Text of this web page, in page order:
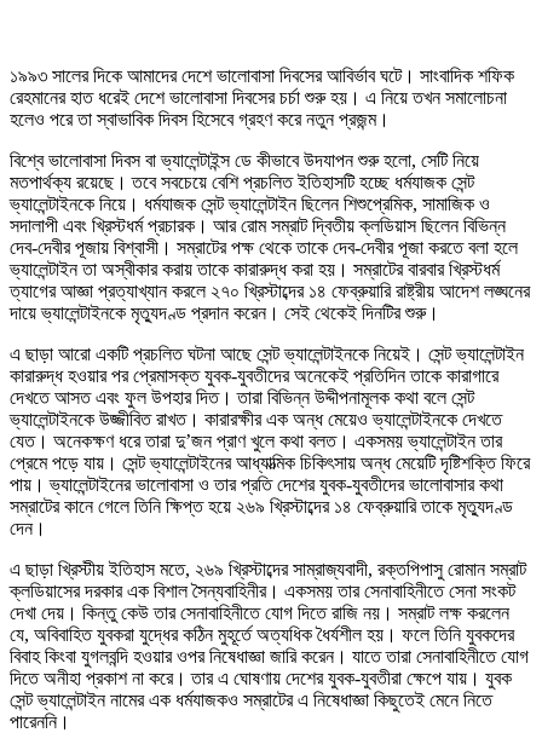
১৯৯৩ সালের দিকে আমাদের দেশে ভালোবাসা দিবসের আবির্ভাব ঘটে। সাংবাদিক শফিক
রেহমানের হাত ধরেই দেশে ভালোবাসা দিবসের চর্চা শুরু হয়। এ নিয়ে তখন সমালোচনা
হলেও পরে তা স্বাভাবিক দিবস হিসেবে গ্রহণ করে নতুন প্রজন্ম।
বিশ্বে ভালোবাসা দিবস বা ভ্যালেন্টাইন্স ডে কীভাবে উদযাপন শুরু হলো, সেটি নিয়ে
মতপার্থক্য রয়েছে। তবে সবচেয়ে বেশি প্রচলিত ইতিহাসটি হচ্ছে ধর্মযাজক সেন্ট
ভ্যালেন্টাইনকে নিয়ে। ধর্মযাজক সেন্ট ভ্যালেন্টাইন ছিলেন শিশুপ্রেমিক, সামাজিক ও
সদালাপী এবং খ্রিস্টধর্ম প্রচারক। আর রোম সম্রাট দ্বিতীয় ক্লডিয়াস ছিলেন বিভিন্ন
দেব-দেবীর পূজায় বিশ্বাসী। সম্রাটের পক্ষ থেকে তাকে দেব-দেবীর পূজা করতে বলা হলে
ভ্যালেন্টাইন তা অস্বীকার করায় তাকে কারারুদ্ধ করা হয়। সম্রাটের বারবার খ্রিস্টধর্ম
ত্যাগের আজ্ঞা প্রত্যাখ্যান করলে ২৭০ খ্রিস্টাব্দের ১৪ ফেব্রুয়ারি রাষ্ট্রীয় আদেশ লঙ্ঘনের
দায়ে ভ্যালেন্টাইনকে মৃত্যুদণ্ড প্রদান করেন। সেই থেকেই দিনটির শুরু।
এ ছাড়া আরো একটি প্রচলিত ঘটনা আছে সেন্ট ভ্যালেন্টাইনকে নিয়েই। সেন্ট ভ্যালেন্টাইন
কারারুদ্ধ হওয়ার পর প্রেমাসক্ত যুবক-যুবতীদের অনেকেই প্রতিদিন তাকে কারাগারে
দেখতে আসত এবং ফুল উপহার দিত। তারা বিভিন্ন উদ্দীপনামূলক কথা বলে সেন্ট
ভ্যালেন্টাইনকে উজ্জীবিত রাখত। কারারক্ষীর এক অন্ধ মেয়েও ভ্যালেন্টাইনকে দেখতে
যেত। অনেকক্ষণ ধরে তারা দু’জন প্রাণ খুলে কথা বলত। একসময় ভ্যালেন্টাইন তার
প্রেমে পড়ে যায়। সেন্ট ভ্যালেন্টাইনের আধ্যাত্মিক চিকিৎসায় অন্ধ মেয়েটি দৃষ্টিশক্তি ফিরে
পায়। ভ্যালেন্টাইনের ভালোবাসা ও তার প্রতি দেশের যুবক-যুবতীদের ভালোবাসার কথা
সম্রাটের কানে গেলে তিনি ক্ষিপ্ত হয়ে ২৬৯ খ্রিস্টাব্দের ১৪ ফেব্রুয়ারি তাকে মৃত্যুদণ্ড
দেন।
এ ছাড়া খ্রিস্টীয় ইতিহাস মতে, ২৬৯ খ্রিস্টাব্দের সাম্রাজ্যবাদী, রক্তপিপাসু রোমান সম্রাট
ক্লডিয়াসের দরকার এক বিশাল সৈন্যবাহিনীর। একসময় তার সেনাবাহিনীতে সেনা সংকট
দেখা দেয়। কিন্তু কেউ তার সেনাবাহিনীতে যোগ দিতে রাজি নয়। সম্রাট লক্ষ করলেন
যে, অবিবাহিত যুবকরা যুদ্ধের কঠিন মুহূর্তে অত্যধিক ধৈর্যশীল হয়। ফলে তিনি যুবকদের
বিবাহ কিংবা যুগলবন্দি হওয়ার ওপর নিষেধাজ্ঞা জারি করেন। যাতে তারা সেনাবাহিনীতে যোগ
দিতে অনীহা প্রকাশ না করে। তার এ ঘোষণায় দেশের যুবক-যুবতীরা ক্ষেপে যায়। যুবক
সেন্ট ভ্যালেন্টাইন নামের এক ধর্মযাজকও সম্রাটের এ নিষেধাজ্ঞা কিছুতেই মেনে নিতে
পারেননি।